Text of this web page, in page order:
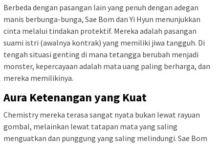
Berbeda dengan pasangan lain yang penuh dengan adegan
manis berbunga-bunga, Sae Bom dan Yi Hyun menunjukkan
cinta melalui tindakan protektif. Mereka adalah pasangan
suami istri (awalnya kontrak) yang memiliki jiwa tangguh. Di
tengah situasi genting di mana tetangga berubah menjadi
monster, kepercayaan adalah mata uang paling berharga, dan
mereka memilikinya.
Aura Ketenangan yang Kuat
Chemistry mereka terasa sangat nyata bukan lewat rayuan
gombal, melainkan lewat tatapan mata yang saling
menguatkan dan punggung yang saling melindungi. Sae Bom